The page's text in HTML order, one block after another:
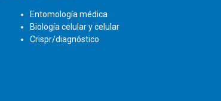
Entomología médica
Biología celular y celular
Crispr/diagnóstico